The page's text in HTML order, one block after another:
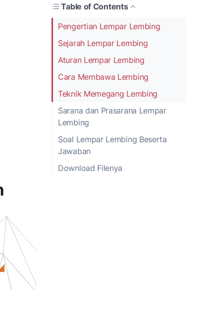
Table of Contents
Pengertian Lempar Lembing
Sejarah Lempar Lembing
Aturan Lempar Lembing
Cara Membawa Lembing
Teknik Memegang Lembing
Sarana dan Prasarana Lempar
Lembing
Soal Lempar Lembing Beserta
Jawaban
Download Filenya